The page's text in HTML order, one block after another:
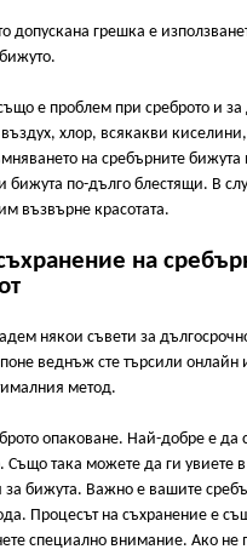
допускана грешка е
е проблем при среброто и
въздух, хлор, всякакви
на сребърните
бижута по-дълго блестящи. В
възвърне красотата.
на
някои съвети за
поне веднъж сте търсили
метод.
опаковане. Най-добре е да
Също така можете да ги увиете
за бижута. Важно е вашите
Процесът на съхранение е
специално внимание. Ако не